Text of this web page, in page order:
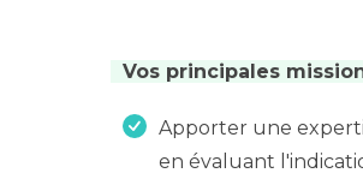
Vos principales
Apporter une
en évaluant